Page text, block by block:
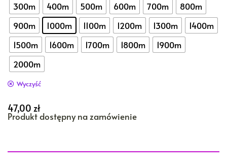
300m 400m 500m 600m 700m
800m
900m
1000m 1100m 1200m 1300m
1400m
1500m
1600m 1700m 1800m
1900m
2000m
Wyczyść
47,00 zł
Produkt dostępny na zamówienie